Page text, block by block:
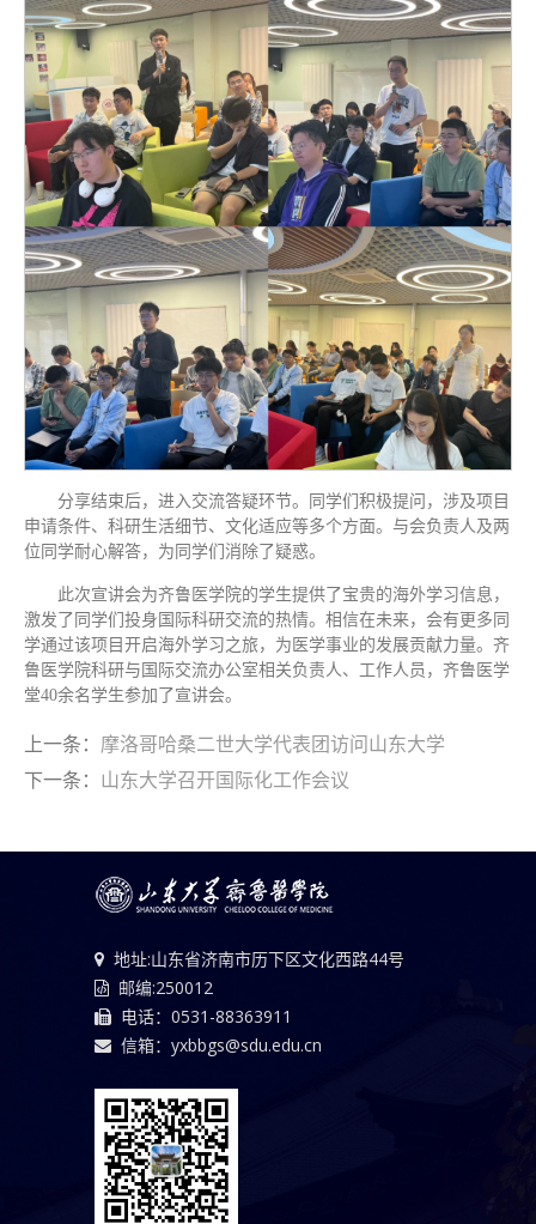
分享结束后，进入交流答疑环节。同学们积极提问，涉及项目
申请条件、科研生活细节、文化适应等多个方面。与会负责人及两
位同学耐心解答，为同学们消除了疑惑。
此次宣讲会为齐鲁医学院的学生提供了宝贵的海外学习信息，
激发了同学们投身国际科研交流的热情。相信在未来，会有更多同
学通过该项目开启海外学习之旅，为医学事业的发展贡献力量。齐
鲁医学院科研与国际交流办公室相关负责人、工作人员，齐鲁医学
堂40余名学生参加了宣讲会。
上一条： 摩洛哥哈桑二世大学代表团访问山东大学
下一条： 山东大学召开国际化工作会议
地址:山东省济南市历下区文化西路44号
邮编:250012
电话：0531-88363911
信箱：yxbbgs@sdu.edu.cn